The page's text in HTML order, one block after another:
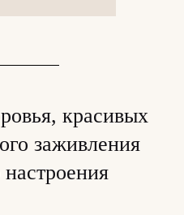
красивых
заживления